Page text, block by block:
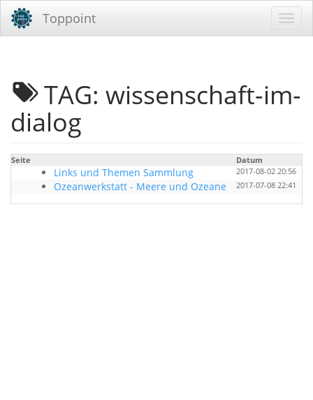
Toppoint
TAG: wissenschaft-im-
dialog
Seite Datum
Links und Themen Sammlung 2017-08-02 20:56
Ozeanwerkstatt - Meere und Ozeane 2017-07-08 22:41